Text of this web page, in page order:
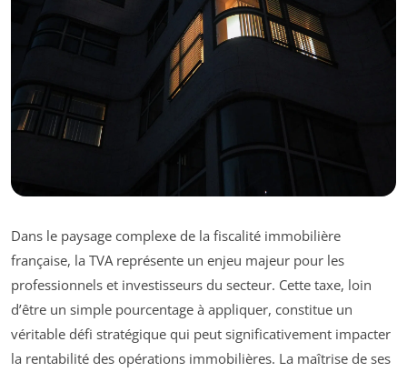
Dans le paysage complexe de la fiscalité immobilière
française, la TVA représente un enjeu majeur pour les
professionnels et investisseurs du secteur. Cette taxe, loin
d’être un simple pourcentage à appliquer, constitue un
véritable défi stratégique qui peut significativement impacter
la rentabilité des opérations immobilières. La maîtrise de ses